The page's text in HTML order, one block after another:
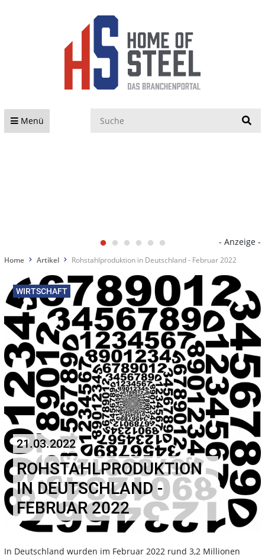
Menü
- Anzeige -
Home Artikel Rohstahlproduktion in Deutschland - Februar 2022
WIRTSCHAFT
21.03.2022
ROHSTAHLPRODUKTION
IN DEUTSCHLAND -
FEBRUAR 2022
In Deutschland wurden im Februar 2022 rund 3,2 Millionen